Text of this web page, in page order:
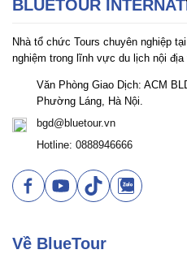
BLUETOUR
Nhà tổ chức Tours chuyên nghiệp
nghiệm trong lĩnh vực du lịch nội
Văn Phòng Giao Dịch: ACM
Phường Láng, Hà Nội.
bgd@bluetour.vn
Hotline: 0888946666
Về BlueTour